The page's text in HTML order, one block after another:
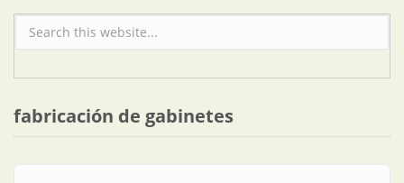
Formulario de búsqueda
fabricación de gabinetes